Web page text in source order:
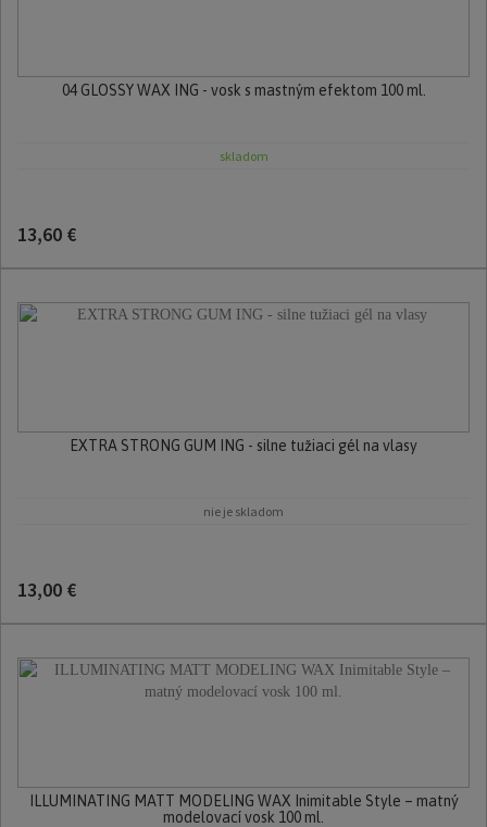
04 GLOSSY WAX ING - vosk s mastným efektom 100 ml.
skladom
13,60 €
EXTRA STRONG GUM ING - silne tužiaci gél na vlasy
nie je skladom
13,00 €
ILLUMINATING MATT MODELING WAX Inimitable Style – matný
modelovací vosk 100 ml.